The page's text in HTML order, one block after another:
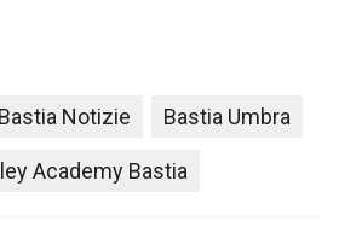
Bastia Notizie Bastia Umbra
Academy Bastia